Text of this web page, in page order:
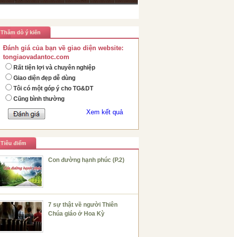
Thăm dò ý kiến
Đánh giá của bạn về giao diện website:
tongiaovadantoc.com
Rất tiện lợi và chuyên nghiệp
Giao diện đẹp dễ dùng
Tôi có một góp ý cho TG&DT
Cũng bình thường
Xem kết quả
Tiêu điểm
Con đường hạnh phúc (P.2)
7 sự thật về người Thiên
Chúa giáo ở Hoa Kỳ